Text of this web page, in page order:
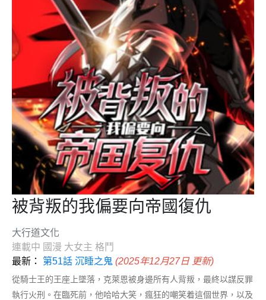
被背叛的我偏要向帝國復仇
大行道文化
連載中 國漫 大女主 格鬥
最新： 第51話 沉睡之鬼 (2025年12月27日 更新)
從騎士王的王座上墜落，克萊恩被身邊所有人背叛，最終以謀反罪
執行火刑。在臨死前，他哈哈大笑，瘋狂的嘲笑着這個世界，以及